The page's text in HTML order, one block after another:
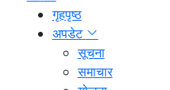
गृहपृष्ठ
अपडेट
सूचना
समाचार